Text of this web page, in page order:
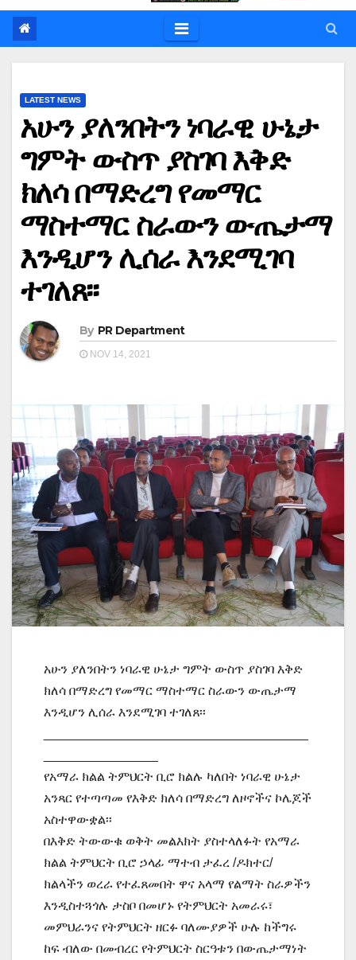
LATEST NEWS
አሁን ያለንበትን ነባራዊ ሁኔታ
ግምት ውስጥ ያስገባ እቅድ
ክለሳ በማድረግ የመማር
ማስተማር ስራውን ውጤታማ
እንዲሆን ሊሰራ እንደሚገባ
ተገለጸ፡፡
By PR Department
NOV 14, 2021
አሁን ያለንበትን ነባራዊ ሁኔታ ግምት ውስጥ ያስገባ እቅድ
ክለሳ በማድረግ የመማር ማስተማር ስራውን ውጤታማ
እንዲሆን ሊሰራ እንደሚገባ ተገለጸ፡፡
የአማራ ክልል ትምህርት ቢሮ ክልሉ ካለበት ነባራዊ ሁኔታ
አንጻር የተጣጣመ የእቅድ ክለሳ በማድረግ ለዞኖችና ኮሌጆች
አስተዋውቋል፡፡
በእቅድ ትውውቁ ወቅት መልእክት ያስተላለፉት የአማራ
ክልል ትምህርት ቢሮ ኃላፊ ማተብ ታፈረ /ዶክተር/
ክልላችን ወረራ የተፈጸመበት ዋና አላማ የልማት ስራዎችን
እንዲስተጓጎሉ ታስቦ በመሆኑ የትምህርት አመራሩ፣
መምህራንና የትምህርት ዘርፉ ባለሙያዎች ሁሉ ከችግሩ
ከፍ ብለው በመብረር የትምህርት ስርዓቱን በውጤታማነት